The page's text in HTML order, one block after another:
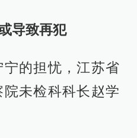
导致再犯
的担忧，江苏省
未检科科长赵学